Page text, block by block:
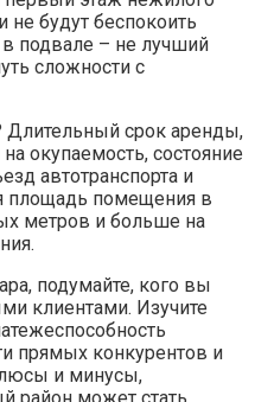
не будут беспокоить
подвале – не лучший
сложности с
срок аренды,
окупаемость, состояние
автотранспорта и
площадь помещения в
метров и больше на
подумайте, кого вы
клиентами. Изучите
прямых конкурентов и
и минусы,